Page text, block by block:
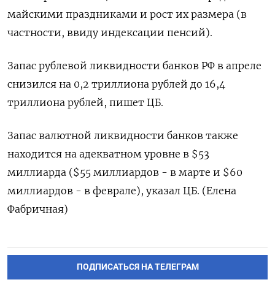
майскими праздниками и рост их размера (в
частности, ввиду индексации пенсий).
Запас рублевой ликвидности банков РФ в апреле
снизился на 0,2 триллиона рублей до 16,4
триллиона рублей, пишет ЦБ.
Запас валютной ликвидности банков также
находится на адекватном уровне в $53
миллиарда ($55 миллиардов - в марте и $60
миллиардов - в феврале), указал ЦБ. (Елена
Фабричная)
ПОДПИСАТЬСЯ НА ТЕЛЕГРАМ